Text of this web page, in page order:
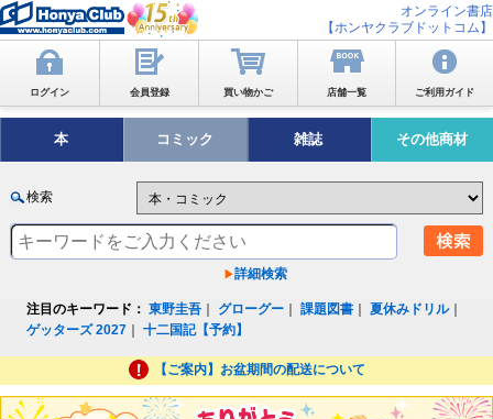
オンライン書店
【ホンヤクラブドットコム】
ログイン 会員登録 買い物かご 店舗一覧 ご利用ガイド
本 コミック 雑誌 その他商材
検索
詳細検索
注目のキーワード： 東野圭吾 グローグー ｜課題図書 ｜夏休みドリル｜
ゲッターズ 2027 ｜十二国記【予約】
【ご案内】お盆期間の配送について